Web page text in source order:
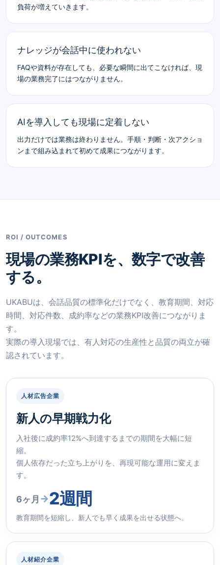
負荷が増えていきます。
ナレッジが会話中に使われない
FAQや資料が存在しても、必要な瞬間に出てこなければ、現
場の業務完了にはつながりません。
AIを導入しても現場に定着しない
出力だけでは業務は終わりません。手順・判断・次アクショ
ンまで組み込まれて初めて成果につながります。
ROI / OUTCOMES
現場の業務KPIを、数字で改善
する。
UKABUは、会話品質の標準化だけでなく、教育期間、対応
時間、対応件数、成約率などの業務KPI改善につながりま
す。
実際の導入現場では、有人対応の生産性と品質の両立が確
認されています。
人材広告企業
新人の早期戦力化
入社後に成約率12%へ到達するまでの期間を大幅に短
縮。
個人依存だった立ち上がりを、再現可能な運用に変えま
す。
6ヶ月 →2週間
教育期間を短縮し、新人でも早く成果を出せる状態へ。
人材紹介企業